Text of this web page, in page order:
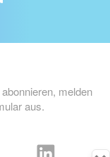
melden
aus.